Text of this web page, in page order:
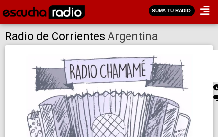
SUMA TU RADIO
Radio de Corrientes Argentina